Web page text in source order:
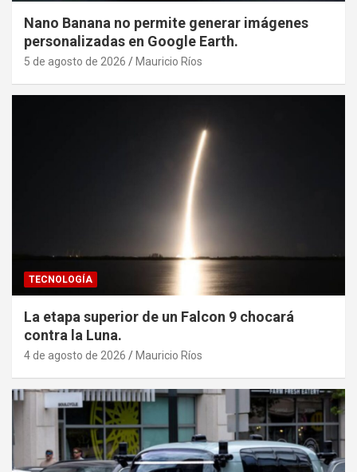
Nano Banana no permite generar imágenes
personalizadas en Google Earth.
5 de agosto de 2026 Mauricio Ríos
TECNOLOGÍA
La etapa superior de un Falcon 9 chocará
contra la Luna.
4 de agosto de 2026 Mauricio Ríos